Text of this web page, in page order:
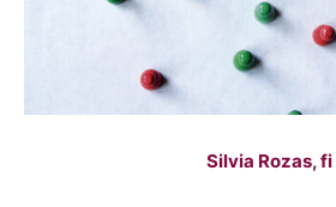
Silvia Rozas, fi